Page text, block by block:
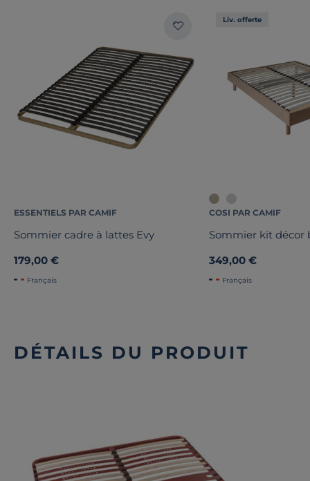
ESSENTIELS PAR CAMIF
Sommier cadre à lattes Evy
179,00 €
Français
Liv. offerte
COSI PAR CAMIF
Sommier kit décor
349,00 €
Français
DÉTAILS DU PRODUIT